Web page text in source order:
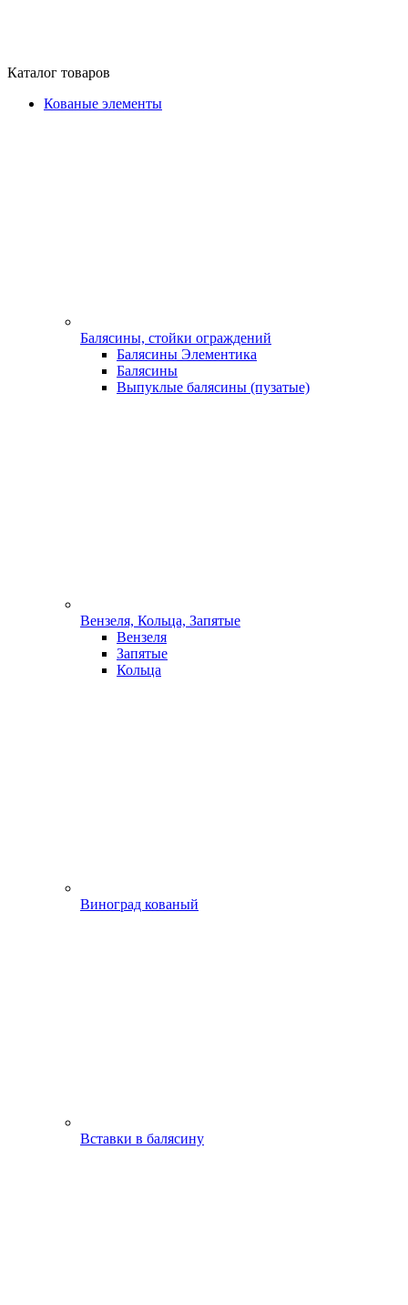
Каталог товаров
Кованые элементы
Балясины, стойки ограждений
Балясины Элементика
Балясины
Выпуклые балясины (пузатые)
Вензеля, Кольца, Запятые
Вензеля
Запятые
Кольца
Виноград кованый
Вставки в балясину